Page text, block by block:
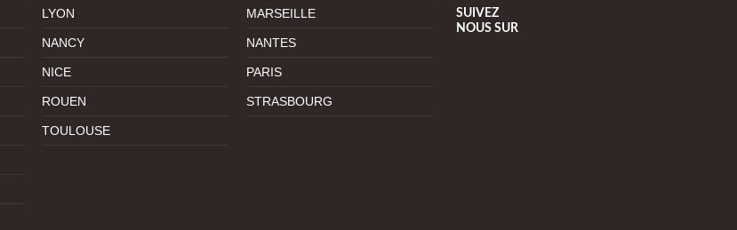
LYON MARSEILLE
NANCY NANTES
NICE PARIS
ROUEN STRASBOURG
TOULOUSE
SUIVEZ
NOUS SUR